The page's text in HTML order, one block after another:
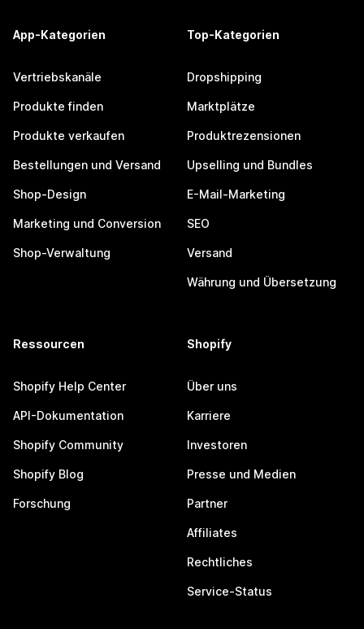
App-Kategorien
Vertriebskanäle
Produkte finden
Produkte verkaufen
Bestellungen und Versand
Shop-Design
Marketing und Conversion
Shop-Verwaltung
Top-Kategorien
Dropshipping
Marktplätze
Produktrezensionen
Upselling und Bundles
E-Mail-Marketing
SEO
Versand
Währung und Übersetzung
Ressourcen
Shopify Help Center
API-Dokumentation
Shopify Community
Shopify Blog
Forschung
Shopify
Über uns
Karriere
Investoren
Presse und Medien
Partner
Affiliates
Rechtliches
Service-Status